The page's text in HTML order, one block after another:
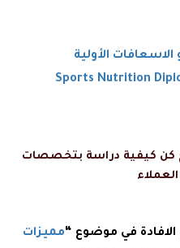
الأولية
كن كيفية دراسة بتخصصات
في موضوع “مميزات